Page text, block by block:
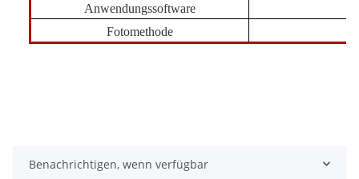
Anwendungssoftware
Fotomethode
Benachrichtigen, wenn verfügbar